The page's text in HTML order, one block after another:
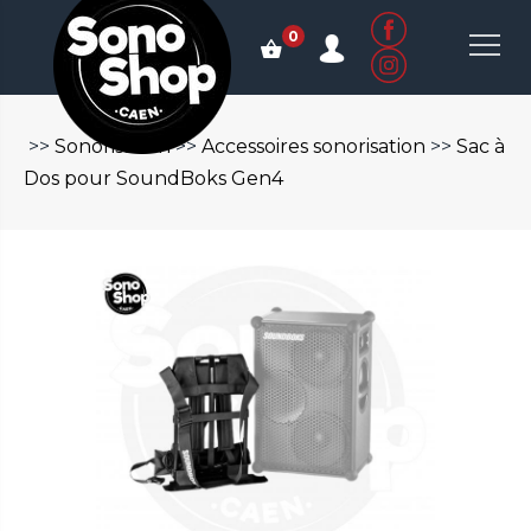
0
>> Sonorisation>> Accessoires sonorisation >> Sac à
Dos pour SoundBoks Gen4